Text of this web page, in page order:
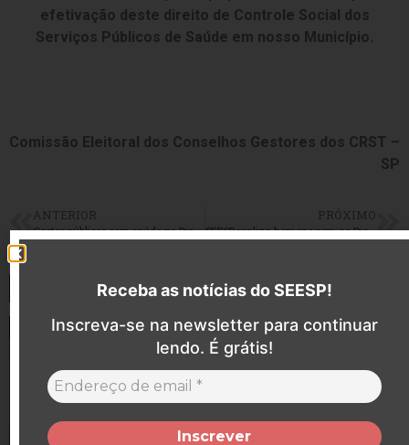
efetivação deste direito de Controle Social dos
Serviços Públicos de Saúde em nosso Município.
Comissão Eleitoral dos Conselhos Gestores dos CRST –
SP
ANTERIOR
Gastos públicos com saúde no Brasil está abaixo da média mundial
PRÓXIMO
SEESP realiza homenagem ao Dia do Enfermeiro
Últimas notíciasReceba as notícias do SEESP!
Inscreva-se na newsletter para continuar
lendo. É grátis!